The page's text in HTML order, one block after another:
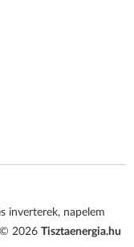
inverterek, napelem
© 2026Tisztaenergia.hu